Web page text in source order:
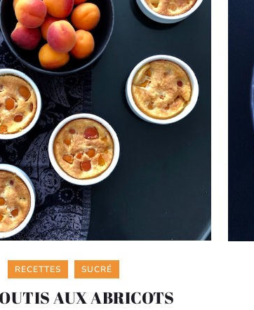
Categories
RECETTES SUCRÉ
AUX ABRICOTS